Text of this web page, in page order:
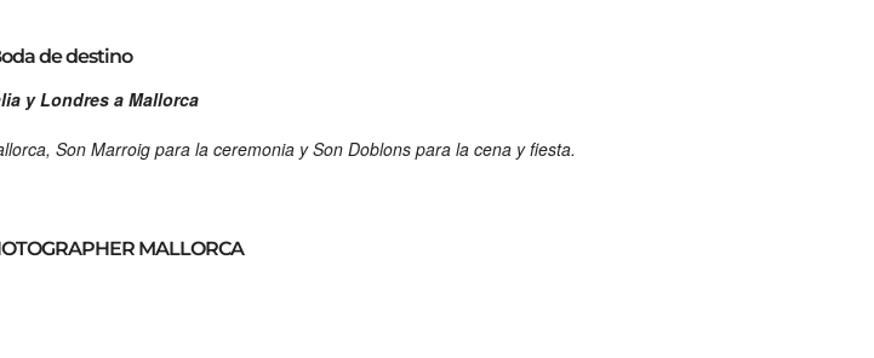
de destino
y Londres a Mallorca
Son Marroig para la ceremonia y Son Doblons para la cena y fiesta.
MALLORCA